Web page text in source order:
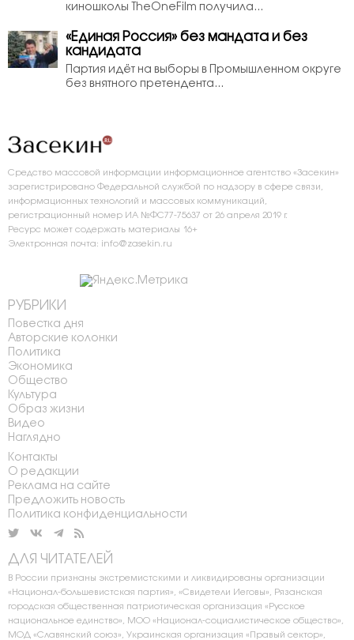
киношколы TheOneFilm получила...
«Единая Россия» без мандата и без
кандидата
Партия идёт на выборы в Промышленном округе
без внятного претендента...
Средство массовой информации информационное агентство «Засекин»
зарегистрировано Федеральной службой по надзору в сфере связи,
информационных технологий и массовых коммуникаций,
регистрационный номер ИА №ФС77-75637 от 26 апреля 2019 г.
Ресурс может содержать материалы 16+
Электронная почта: info@zasekin.ru
РУБРИКИ
Повестка дня
Авторские колонки
Политика
Экономика
Общество
Культура
Образ жизни
Видео
Наглядно
Контакты
О редакции
Реклама на сайте
Предложить новость
Политика конфиденциальности
ДЛЯ ЧИТАТЕЛЕЙ
В России признаны экстремистскими и ликвидированы организации
«Национал-большевистская партия», «Свидетели Иеговы», Рязанская
городская общественная патриотическая организация «Русское
национальное единство», МОО «Национал-социалистическое общество»,
МОД «Славянский союз», Украинская организация «Правый сектор»,